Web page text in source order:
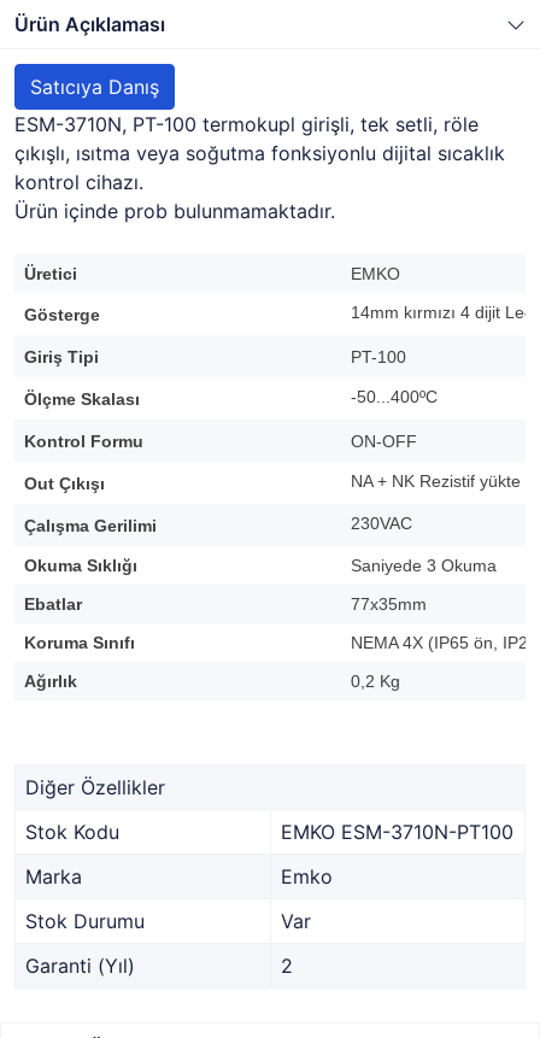
Ürün Açıklaması
Satıcıya Danış
ESM-3710N, PT-100 termokupl girişli, tek setli, röle
çıkışlı, ısıtma veya soğutma fonksiyonlu dijital sıcaklık
kontrol cihazı.
Ürün içinde prob bulunmamaktadır.
Üretici EMKO
Gösterge 14mm kırmızı 4 dijit
Giriş Tipi PT-100
Ölçme Skalası -50...400ºC
Kontrol Formu ON-OFF
Out Çıkışı NA + NK Rezistif yükte
Çalışma Gerilimi 230VAC
Okuma Sıklığı
Saniyede 3 Okuma
Ebatlar
77x35mm
Koruma Sınıfı
NEMA 4X (IP65 ön,
Ağırlık
0,2 Kg
Diğer Özellikler
Stok Kodu
EMKO ESM-3710N-PT100
Marka
Emko
Stok Durumu
Var
Garanti (Yıl)
2